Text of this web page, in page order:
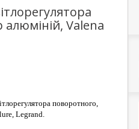
алюміній, Valena
поворотного,
Legrand.